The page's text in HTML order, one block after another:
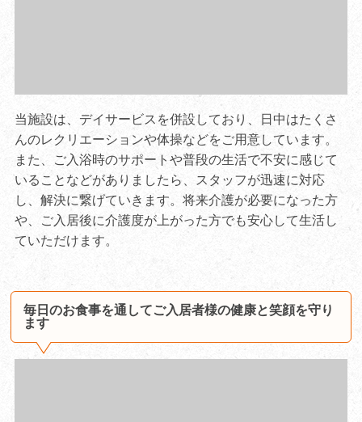
当施設は、デイサービスを併設しており、日中はたくさ
んのレクリエーションや体操などをご用意しています。
また、ご入浴時のサポートや普段の生活で不安に感じて
いることなどがありましたら、スタッフが迅速に対応
し、解決に繋げていきます。将来介護が必要になった方
や、ご入居後に介護度が上がった方でも安心して生活し
ていただけます。
毎日のお食事を通してご入居者様の健康と笑顔を守り
ます